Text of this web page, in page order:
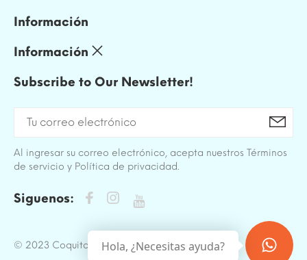
Información
Información
Subscribe to Our Newsletter!
Al ingresar su correo electrónico, acepta nuestros Términos
de servicio y Política de privacidad.
Siguenos:
© 2023 Coquito. All Rights Reserved.
Hola, ¿Necesitas ayuda?